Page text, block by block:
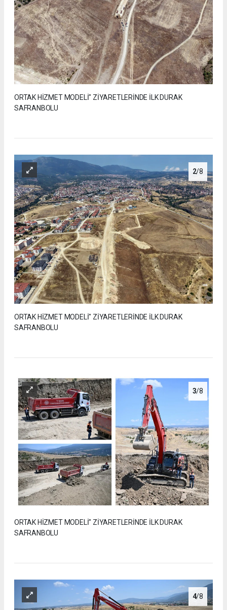
ORTAK HİZMET MODELİ" ZİYARETLERİNDE İLK DURAK
SAFRANBOLU
2/8
ORTAK HİZMET MODELİ" ZİYARETLERİNDE İLK DURAK
SAFRANBOLU
3/8
ORTAK HİZMET MODELİ" ZİYARETLERİNDE İLK DURAK
SAFRANBOLU
4/8